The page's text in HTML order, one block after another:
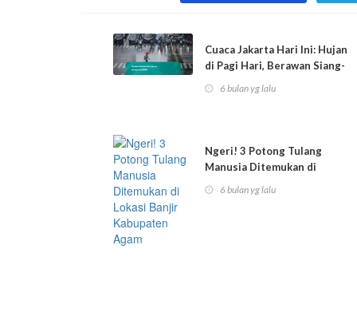
Cuaca Jakarta Hari Ini: Hujan
di Pagi Hari, Berawan Siang-
6 bulan yg lalu
Ngeri! 3 Potong Tulang
Manusia Ditemukan di
6 bulan yg lalu